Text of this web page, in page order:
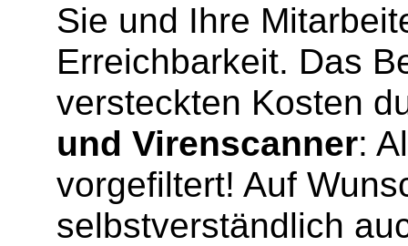
Sie und Ihre
Erreichbarkeit. Das
versteckten Kosten
und Virenscanner:
vorgefiltert! Auf
selbstverständlich